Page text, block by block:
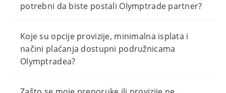
potrebni da biste postali Olymptrade partner?
Koje su opcije provizije, minimalna isplata i
načini plaćanja dostupni podružnicama
Olymptradea?